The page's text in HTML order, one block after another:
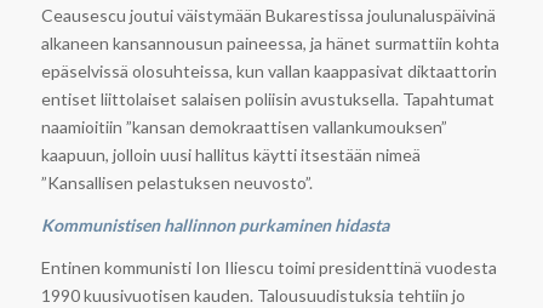
Ceausescu joutui väistymään Bukarestissa joulunaluspäivinä
alkaneen kansannousun paineessa, ja hänet surmattiin kohta
epäselvissä olosuhteissa, kun vallan kaappasivat diktaattorin
entiset liittolaiset salaisen poliisin avustuksella. Tapahtumat
naamioitiin ”kansan demokraattisen vallankumouksen”
kaapuun, jolloin uusi hallitus käytti itsestään nimeä
”Kansallisen pelastuksen neuvosto”.
Kommunistisen hallinnon purkaminen hidasta
Entinen kommunisti Ion Iliescu toimi presidenttinä vuodesta
1990 kuusivuotisen kauden. Talousuudistuksia tehtiin jo